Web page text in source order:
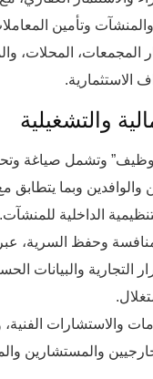
وتأمين
المجمعات، المحلات،
الاستثمارية.
وتشمل صياغة
والوافدين وبما يتطابق
الداخلية للمنشآت.
وحفظ السرية،
التجارية والبيانات
والاستشارات الفنية،
والمستشارين